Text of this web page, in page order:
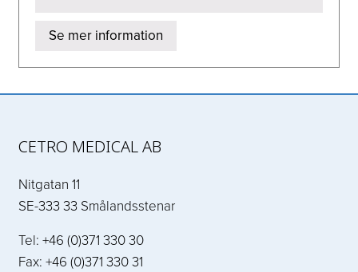
Se mer information
CETRO MEDICAL AB
Nitgatan 11
SE-333 33 Smålandsstenar
Tel: +46 (0)371 330 30
Fax: +46 (0)371 330 31